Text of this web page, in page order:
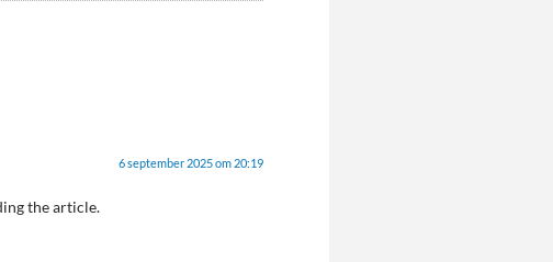
6 september 2025 om 20:19
the article.